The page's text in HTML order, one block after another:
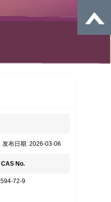
发布日期: 2026-03-06
CAS No.
594-72-9